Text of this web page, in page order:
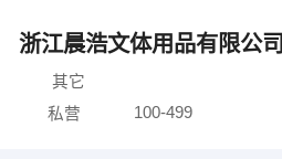
浙江晨浩文体用品有限公司
其它
私营
100-499